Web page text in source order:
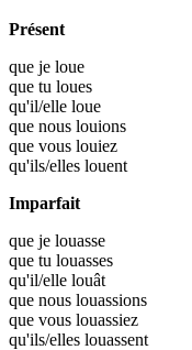
Présent
que je loue
que tu loues
qu'il/elle loue
que nous louions
que vous louiez
qu'ils/elles louent
Imparfait
que je louasse
que tu louasses
qu'il/elle louât
que nous louassions
que vous louassiez
qu'ils/elles louassent